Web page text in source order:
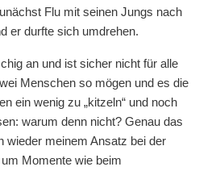
Flu mit seinen Jungs nach
er durfte sich umdrehen.
an und ist sicher nicht für alle
Menschen so mögen und es die
ein wenig zu „kitzeln“ und noch
warum denn nicht? Genau das
wieder meinem Ansatz bei der
Momente wie beim